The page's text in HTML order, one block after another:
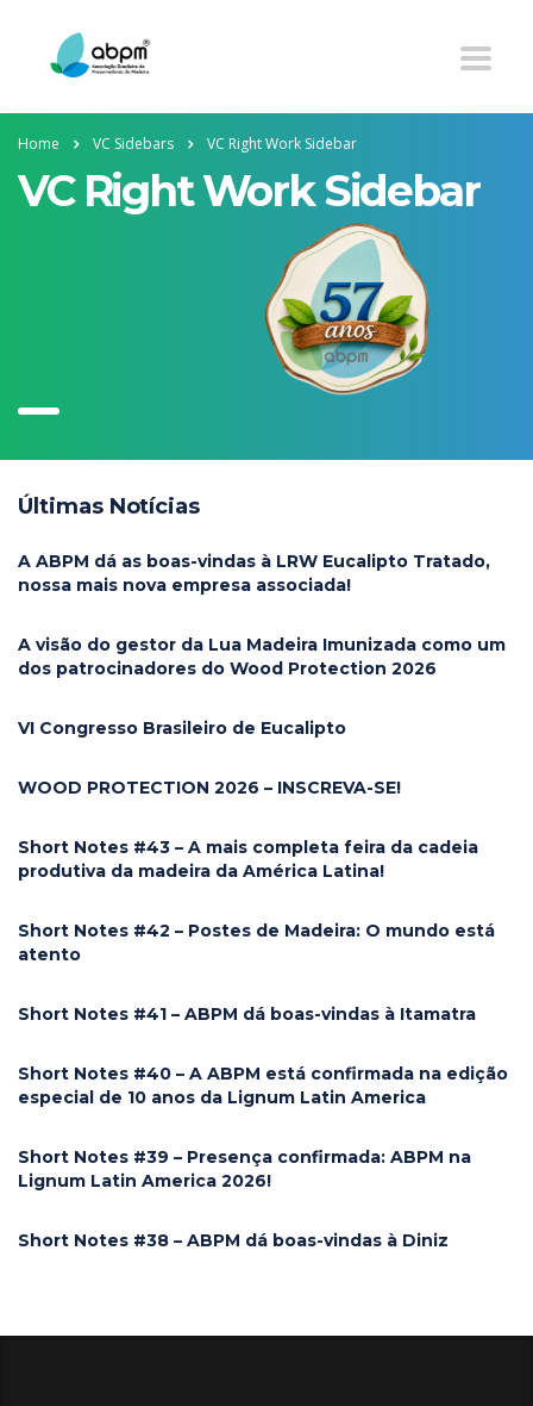
Home VC Sidebars VC Right Work Sidebar
VC Right Work Sidebar
Últimas Notícias
A ABPM dá as boas-vindas à LRW Eucalipto Tratado,
nossa mais nova empresa associada!
A visão do gestor da Lua Madeira Imunizada como um
dos patrocinadores do Wood Protection 2026
VI Congresso Brasileiro de Eucalipto
WOOD PROTECTION 2026 – INSCREVA-SE!
Short Notes #43 – A mais completa feira da cadeia
produtiva da madeira da América Latina!
Short Notes #42 – Postes de Madeira: O mundo está
atento
Short Notes #41 – ABPM dá boas-vindas à Itamatra
Short Notes #40 – A ABPM está confirmada na edição
especial de 10 anos da Lignum Latin America
Short Notes #39 – Presença confirmada: ABPM na
Lignum Latin America 2026!
Short Notes #38 – ABPM dá boas-vindas à Diniz